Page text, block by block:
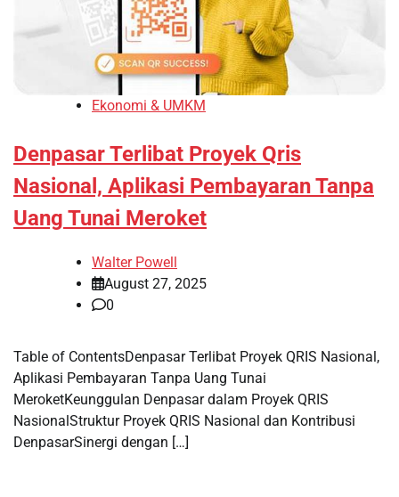
Ekonomi & UMKM
Denpasar Terlibat Proyek Qris
Nasional, Aplikasi Pembayaran Tanpa
Uang Tunai Meroket
Walter Powell
August 27, 2025
0
Table of ContentsDenpasar Terlibat Proyek QRIS Nasional,
Aplikasi Pembayaran Tanpa Uang Tunai
MeroketKeunggulan Denpasar dalam Proyek QRIS
NasionalStruktur Proyek QRIS Nasional dan Kontribusi
DenpasarSinergi dengan […]